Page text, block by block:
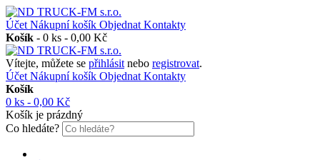
Účet Nákupní košík Objednat Kontakty
Košík - 0 ks - 0,00 Kč
Vítejte, můžete se přihlásit nebo registrovat.
Účet Nákupní košík Objednat Kontakty
Košík
0 ks - 0,00 Kč
Košík je prázdný
Co hledáte?